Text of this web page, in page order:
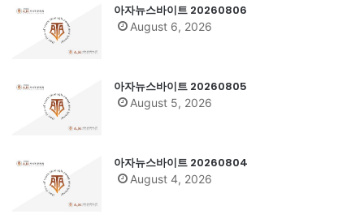
아자뉴스바이트 20260806
August 6, 2026
아자뉴스바이트 20260805
August 5, 2026
아자뉴스바이트 20260804
August 4, 2026